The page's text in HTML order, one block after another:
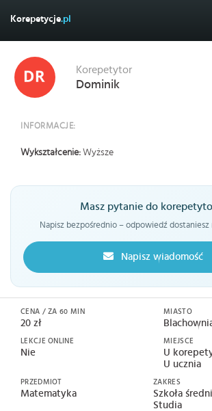
Korepetycje.pl
Korepetytor
Dominik
INFORMACJE:
Wykształcenie: Wyższe
Masz pytanie do
Napisz bezpośrednio – odpowiedź dostaniesz
Napisz wiadomość
CENA / ZA 60 MIN
20 zł
LEKCJE ONLINE
Nie
MIASTO
MIEJSCE
U
U ucznia
PRZEDMIOT
Matematyka
ZAKRES
Szkoła
Studia